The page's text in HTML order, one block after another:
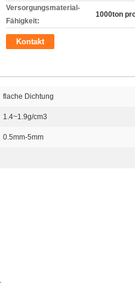
Versorgungsmaterial-
Fähigkeit:
1000ton
Kontakt
flache Dichtung
1.4~1.9g/cm3
0.5mm-5mm